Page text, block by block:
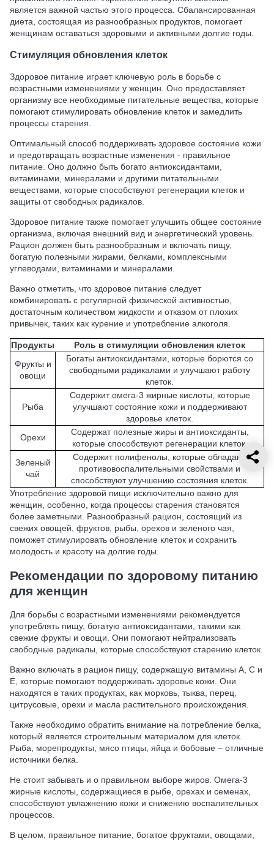
является важной частью этого процесса. Сбалансированная
диета, состоящая из разнообразных продуктов, помогает
женщинам оставаться здоровыми и активными долгие годы.
Стимуляция обновления клеток
Здоровое питание играет ключевую роль в борьбе с
возрастными изменениями у женщин. Оно предоставляет
организму все необходимые питательные вещества, которые
помогают стимулировать обновление клеток и замедлить
процессы старения.
Оптимальный способ поддерживать здоровое состояние кожи
и предотвращать возрастные изменения - правильное
питание. Оно должно быть богато антиоксидантами,
витаминами, минералами и другими питательными
веществами, которые способствуют регенерации клеток и
защиты от свободных радикалов.
Здоровое питание также помогает улучшить общее состояние
организма, включая внешний вид и энергетический уровень.
Рацион должен быть разнообразным и включать пищу,
богатую полезными жирами, белками, комплексными
углеводами, витаминами и минералами.
Важно отметить, что здоровое питание следует
комбинировать с регулярной физической активностью,
достаточным количеством жидкости и отказом от плохих
привычек, таких как курение и употребление алкоголя.
Продукты
Роль в стимуляции обновления клеток
Фрукты и
овощи
Богаты антиоксидантами, которые борются со
свободными радикалами и улучшают работу
клеток.
Рыба
Содержит омега-3 жирные кислоты, которые
улучшают состояние кожи и поддерживают
здоровье клеток.
Орехи
Содержат полезные жиры и антиоксиданты,
которые способствуют регенерации клеток.
Зеленый
чай
Содержит полифенолы, которые обладают
противовоспалительными свойствами и
способствуют улучшению состояния клеток.
Употребление здоровой пищи исключительно важно для
женщин, особенно, когда процессы старения становятся
более заметными. Разнообразный рацион, состоящий из
свежих овощей, фруктов, рыбы, орехов и зеленого чая,
поможет стимулировать обновление клеток и сохранить
молодость и красоту на долгие годы.
Рекомендации по здоровому питанию
для женщин
Для борьбы с возрастными изменениями рекомендуется
употреблять пищу, богатую антиоксидантами, такими как
свежие фрукты и овощи. Они помогают нейтрализовать
свободные радикалы, которые способствуют старению клеток.
Важно включать в рацион пищу, содержащую витамины А, С и
Е, которые помогают поддерживать здоровье кожи. Они
находятся в таких продуктах, как морковь, тыква, перец,
цитрусовые, орехи и масла растительного происхождения.
Также необходимо обратить внимание на потребление белка,
который является строительным материалом для клеток.
Рыба, морепродукты, мясо птицы, яйца и бобовые – отличные
источники белка.
Не стоит забывать и о правильном выборе жиров. Омега-3
жирные кислоты, содержащиеся в рыбе, орехах и семенах,
способствуют увлажнению кожи и снижению воспалительных
процессов.
В целом, правильное питание, богатое фруктами, овощами,